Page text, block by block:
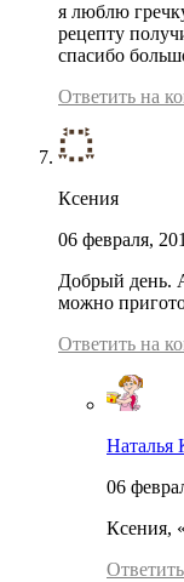
я люблю
рецепту
спасибо
Ответить на
Ксения
06 февраля,
Добрый день.
можно
Ответить на
Наталья
06
Ксения,